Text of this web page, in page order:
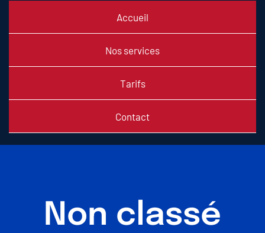
Accueil
Nos services
Tarifs
Contact
Non classé